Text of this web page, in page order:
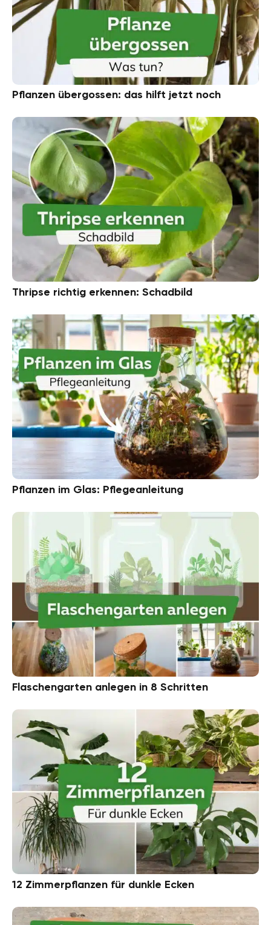
Pflanzen übergossen: das hilft jetzt noch
Thripse richtig erkennen: Schadbild
Pflanzen im Glas: Pflegeanleitung
Flaschengarten anlegen in 8 Schritten
12 Zimmerpflanzen für dunkle Ecken